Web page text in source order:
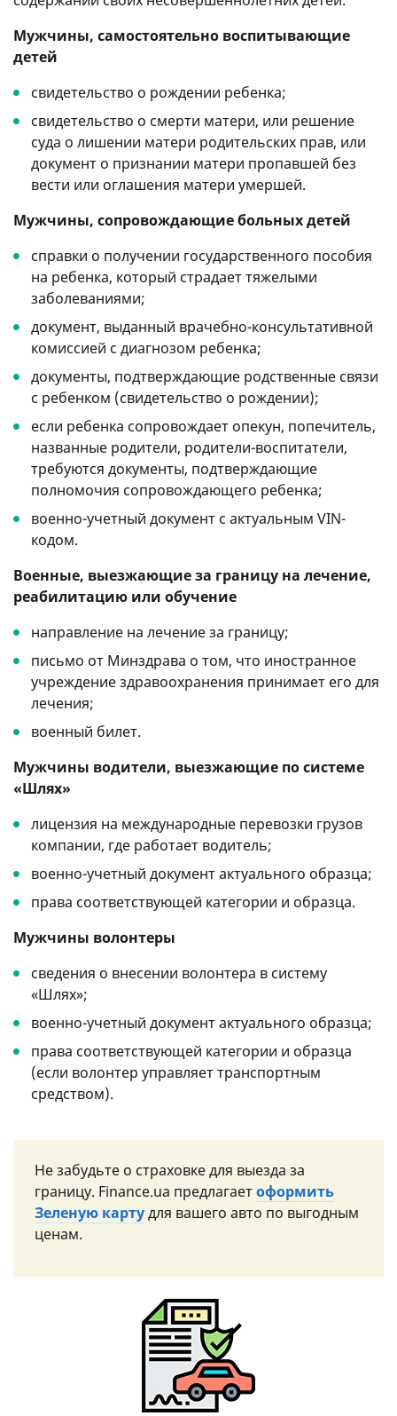
Мужчины, самостоятельно воспитывающие
детей
свидетельство о рождении ребенка;
свидетельство о смерти матери, или решение
суда о лишении матери родительских прав, или
документ о признании матери пропавшей без
вести или оглашения матери умершей.
Мужчины, сопровождающие больных детей
справки о получении государственного пособия
на ребенка, который страдает тяжелыми
заболеваниями;
документ, выданный врачебно-консультативной
комиссией с диагнозом ребенка;
документы, подтверждающие родственные связи
с ребенком (свидетельство о рождении);
если ребенка сопровождает опекун, попечитель,
названные родители, родители-воспитатели,
требуются документы, подтверждающие
полномочия сопровождающего ребенка;
военно-учетный документ с актуальным VIN-
кодом.
Военные, выезжающие за границу на лечение,
реабилитацию или обучение
направление на лечение за границу;
письмо от Минздрава о том, что иностранное
учреждение здравоохранения принимает его для
лечения;
военный билет.
Мужчины водители, выезжающие по системе
«Шлях»
лицензия на международные перевозки грузов
компании, где работает водитель;
военно-учетный документ актуального образца;
права соответствующей категории и образца.
Мужчины волонтеры
сведения о внесении волонтера в систему
«Шлях»;
военно-учетный документ актуального образца;
права соответствующей категории и образца
(если волонтер управляет транспортным
средством).​
Не забудьте о страховке для выезда за
границу. Finance.ua предлагаетоформить
Зеленую картудля вашего авто по выгодным
ценам.